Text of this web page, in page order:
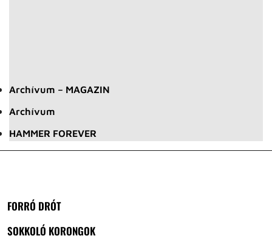
Archívum – MAGAZIN
Archívum
HAMMER FOREVER
FORRÓ DRÓT
SOKKOLÓ KORONGOK